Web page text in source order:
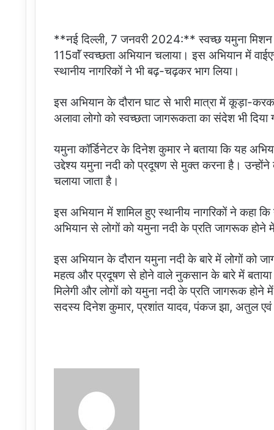
**नई दिल्ली, 7 जनवरी 2024:** स्वच्छ यमुना
115वाॅं स्वच्छता अभियान चलाया। इस अभियान में
स्थानीय नागरिकों ने भी बढ़-चढ़कर भाग लिया।
इस अभियान के दौरान घाट से भारी मात्रा में कूड़ा-
अलावा लोगो को स्वच्छता जागरूकता का संदेश भी दिया
यमुना कॉर्डिनेटर के दिनेश कुमार ने बताया कि यह
उद्देश्य यमुना नदी को प्रदूषण से मुक्त करना है।
चलाया जाता है।
इस अभियान में शामिल हुए स्थानीय नागरिकों ने कहा
अभियान से लोगों को यमुना नदी के प्रति जागरूक होने
इस अभियान के दौरान यमुना नदी के बारे में लोगों को
महत्व और प्रदूषण से होने वाले नुकसान के बारे में
मिलेगी और लोगों को यमुना नदी के प्रति जागरूक
सदस्य दिनेश कुमार, प्रशांत यादव, पंकज झा, अतुल